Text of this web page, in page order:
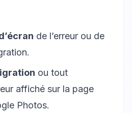
de l’erreur ou de
ou tout
affiché sur la page
Photos.